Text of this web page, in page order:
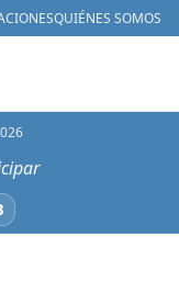
QUIÉNES SOMOS